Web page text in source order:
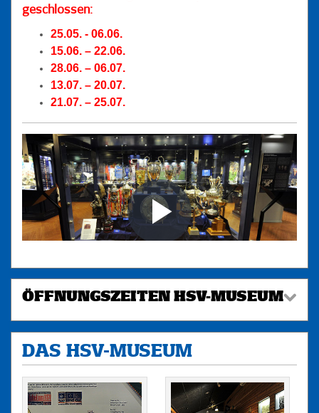
geschlossen:
25.05. - 06.06.
15.06. – 22.06.
28.06. – 06.07.
13.07. – 20.07.
21.07. – 25.07.
ÖFFNUNGSZEITEN HSV-MUSEUM
DAS HSV-MUSEUM